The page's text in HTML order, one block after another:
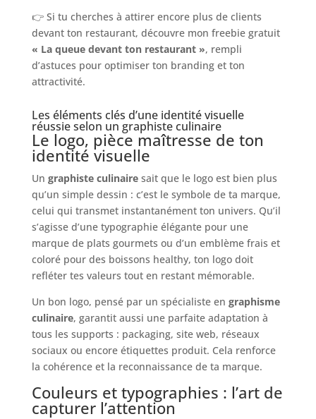
👉 Si tu cherches à attirer encore plus de clients
devant ton restaurant, découvre mon freebie gratuit
« La queue devant ton restaurant », rempli
d’astuces pour optimiser ton branding et ton
attractivité.
Les éléments clés d’une identité visuelle
réussie selon un graphiste culinaire
Le logo, pièce maîtresse de ton
identité visuelle
Un graphiste culinairesait que le logo est bien plus
qu’un simple dessin : c’est le symbole de ta marque,
celui qui transmet instantanément ton univers. Qu’il
s’agisse d’une typographie élégante pour une
marque de plats gourmets ou d’un emblème frais et
coloré pour des boissons healthy, ton logo doit
refléter tes valeurs tout en restant mémorable.
Un bon logo, pensé par un spécialiste en graphisme
culinaire, garantit aussi une parfaite adaptation à
tous les supports : packaging, site web, réseaux
sociaux ou encore étiquettes produit. Cela renforce
la cohérence et la reconnaissance de ta marque.
Couleurs et typographies : l’art de
capturer l’attention